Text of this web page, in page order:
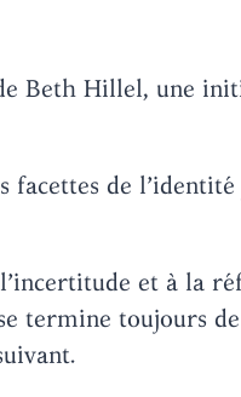
Beth Hillel, une
facettes de
et à la
termine toujours